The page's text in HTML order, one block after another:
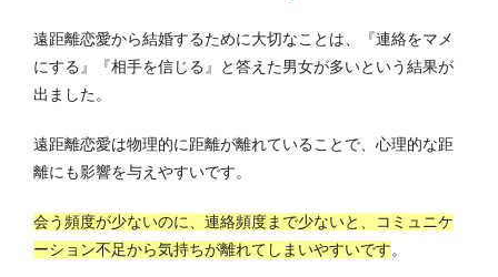
遠距離恋愛から結婚するために大切なことは、『連絡をマメ
にする』『相手を信じる』と答えた男女が多いという結果が
出ました。
遠距離恋愛は物理的に距離が離れていることで、心理的な距
離にも影響を与えやすいです。
会う頻度が少ないのに、連絡頻度まで少ないと、コミュニケ
ーション不足から気持ちが離れてしまいやすいです。